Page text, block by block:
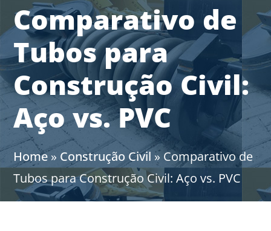
Comparativo de
Tubos para
Construção Civil:
Aço vs. PVC
Home » Construção Civil » Comparativo de
Tubos para Construção Civil: Aço vs. PVC